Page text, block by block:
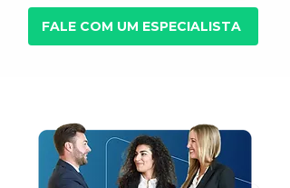
FALE COM UM ESPECIALISTA